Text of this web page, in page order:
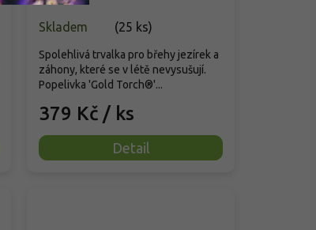
Skladem (25 ks)
379 Kč / ks
Detail
Spolehlivá trvalka pro břehy jezírek a
záhony, které se v létě nevysušují.
Popelivka 'Gold Torch®'...